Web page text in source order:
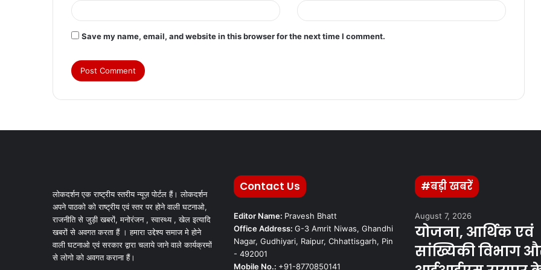
Save my name, email, and website in this browser for the next time I comment.
लोकदर्शन एक राष्ट्रीय स्तरीय न्यूज़ पोर्टल हैं। लोकदर्शन
अपने पाठको को राष्ट्रीय एवं स्तर पर होने वाली घटनाओ,
राजनीति से जुड़ी खबरों, मनोरंजन , स्वास्थ्य , खेल इत्यादि
खबरों से अवगत करता हैं । हमारा उद्देश्य समाज मे होने
वाली घटनाओ एवं सरकार द्वारा चलाये जाने वाले कार्यक्रमों
से लोगो को अवगत कराना हैं।
Contact Us
Editor Name: Pravesh Bhatt
Office Address: G-3 Amrit Niwas, Ghandhi
Nagar, Gudhiyari, Raipur, Chhattisgarh, Pin
- 492001
Mobile No.: +91-8770850141
#बड़ी खबरें
August 7, 2026
योजना, आर्थिक एवं
सांख्यिकी विभाग